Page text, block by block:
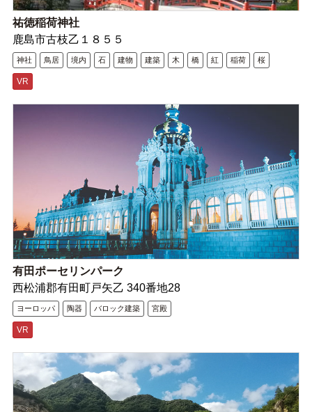
祐徳稲荷神社
鹿島市古枝乙１８５５
神社 鳥居 境内 石 建物 建築 木 橋 紅 稲荷 桜
VR
有田ポーセリンパーク
西松浦郡有田町戸矢乙 340番地28
ヨーロッパ 陶器 バロック建築 宮殿
VR